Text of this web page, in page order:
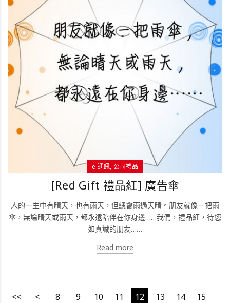
e-通訊 公司禮品
[Red Gift 禮品紅] 廣告傘
人的一生中有晴天，也有雨天，但總會雨過天晴。朋友就像一把雨
傘，無論晴天或雨天，都永遠陪伴在你身邊……我們，禮品紅，待您
如真誠的朋友……
Read more
<< < 8 9 10 11 12 13 14
15